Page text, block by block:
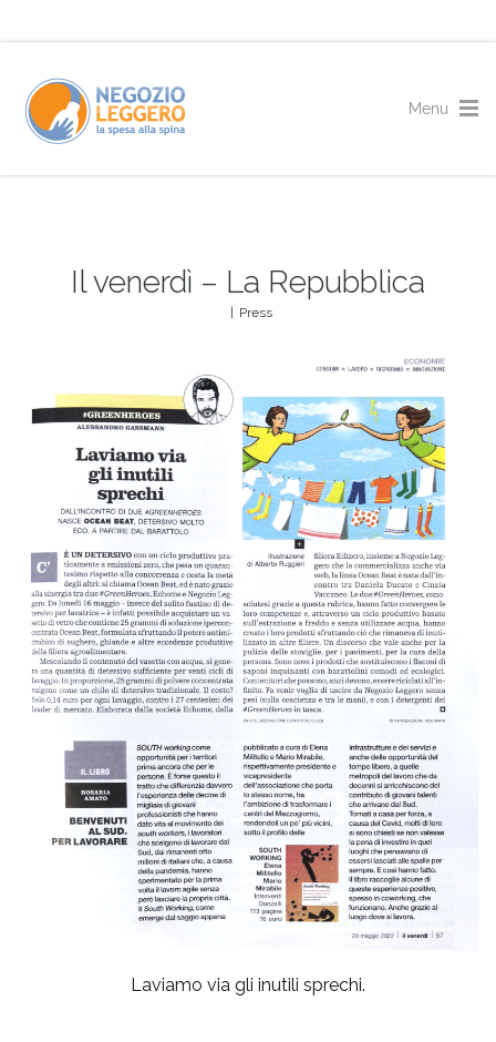
Il venerdì – La Repubblica
Press
Laviamo via gli inutili sprechi.